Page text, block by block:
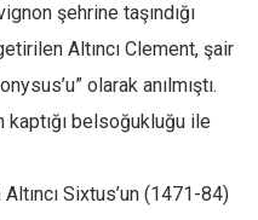
şehrine taşındığı
Altıncı Clement, şair
olarak anılmıştı.
kaptığı belsoğukluğu ile
Sixtus’un (1471-84)